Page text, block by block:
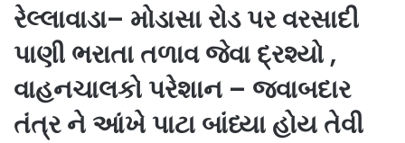
રેલ્લાવાડા– મોડાસા રોડ પર વરસાદી
પાણી ભરાતા તળાવ જેવા દ્રશ્યો ,
વાહનચાલકો પરેશાન – જવાબદાર
તંત્ર ને આંખે પાટા બાંધ્યા હોય તેવી